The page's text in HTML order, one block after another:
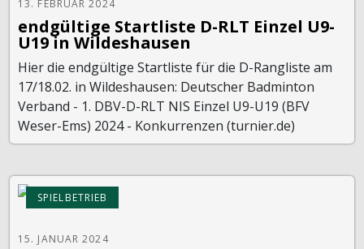
13. FEBRUAR 2024
endgültige Startliste D-RLT Einzel U9-
U19 in Wildeshausen
Hier die endgültige Startliste für die D-Rangliste am
17/18.02. in Wildeshausen: Deutscher Badminton
Verband - 1. DBV-D-RLT NIS Einzel U9-U19 (BFV
Weser-Ems) 2024 - Konkurrenzen (turnier.de)
SPIELBETRIEB
15. JANUAR 2024